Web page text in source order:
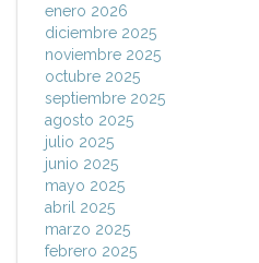
enero 2026
diciembre 2025
noviembre 2025
octubre 2025
septiembre 2025
agosto 2025
julio 2025
junio 2025
mayo 2025
abril 2025
marzo 2025
febrero 2025